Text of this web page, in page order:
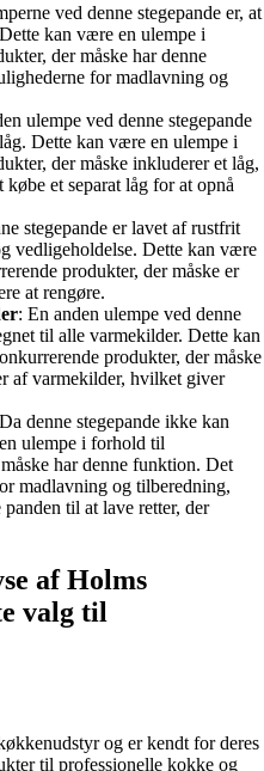
ved denne stegepande er, at
kan være en ulempe i
der måske har denne
for madlavning og
ulempe ved denne stegepande
Dette kan være en ulempe i
der måske inkluderer et låg,
et separat låg for at opnå
stegepande er lavet af rustfrit
vedligeholdelse. Dette kan være
produkter, der måske er
at rengøre.
: En anden ulempe ved denne
til alle varmekilder. Dette kan
produkter, der måske
af varmekilder, hvilket giver
denne stegepande ikke kan
ulempe i forhold til
har denne funktion. Det
madlavning og tilberedning,
til at lave retter, der
af Holms
valg til
og er kendt for deres
til professionelle kokke og